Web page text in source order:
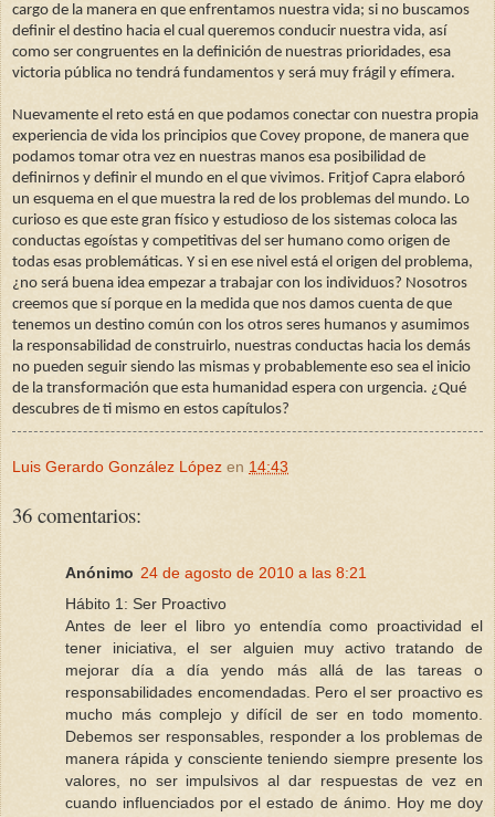
cargo de la manera en que enfrentamos nuestra vida; si no buscamos
definir el destino hacia el cual queremos conducir nuestra vida, así
como ser congruentes en la definición de nuestras prioridades, esa
victoria pública no tendrá fundamentos y será muy frágil y efímera.
Nuevamente el reto está en que podamos conectar con nuestra propia
experiencia de vida los principios que Covey propone, de manera que
podamos tomar otra vez en nuestras manos esa posibilidad de
definirnos y definir el mundo en el que vivimos. Fritjof Capra elaboró
un esquema en el que muestra la red de los problemas del mundo. Lo
curioso es que este gran físico y estudioso de los sistemas coloca las
conductas egoístas y competitivas del ser humano como origen de
todas esas problemáticas. Y si en ese nivel está el origen del problema,
¿no será buena idea empezar a trabajar con los individuos? Nosotros
creemos que sí porque en la medida que nos damos cuenta de que
tenemos un destino común con los otros seres humanos y asumimos
la responsabilidad de construirlo, nuestras conductas hacia los demás
no pueden seguir siendo las mismas y probablemente eso sea el inicio
de la transformación que esta humanidad espera con urgencia. ¿Qué
descubres de ti mismo en estos capítulos?
Luis Gerardo González López en 14:43
36 comentarios:
Anónimo 24 de agosto de 2010 a las 8:21
Hábito 1: Ser Proactivo
Antes de leer el libro yo entendía como proactividad el
tener iniciativa, el ser alguien muy activo tratando de
mejorar día a día yendo más allá de las tareas o
responsabilidades encomendadas. Pero el ser proactivo es
mucho más complejo y difícil de ser en todo momento.
Debemos ser responsables, responder a los problemas de
manera rápida y consciente teniendo siempre presente los
valores, no ser impulsivos al dar respuestas de vez en
cuando influenciados por el estado de ánimo. Hoy me doy